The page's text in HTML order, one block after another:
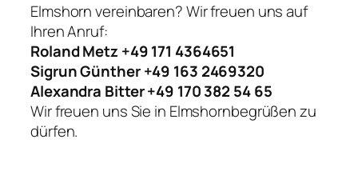
Elmshorn vereinbaren? Wir freuen uns auf
Ihren Anruf:
Roland Metz +49 171 4364651
Sigrun Günther +49 163 2469320
Alexandra Bitter +49 170 382 54 65
Wir freuen uns Sie in Elmshornbegrüßen zu
dürfen.